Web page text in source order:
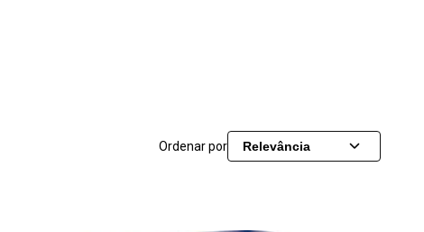
Ordenar por Relevância